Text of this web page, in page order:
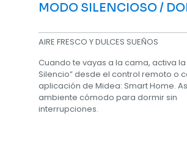
MODO SILENCIOSO /
AIRE FRESCO Y DULCES SUEÑOS
Cuando te vayas a la cama, activa la
Silencio” desde el control remoto o
aplicación de Midea: Smart Home.
ambiente cómodo para dormir sin
interrupciones.